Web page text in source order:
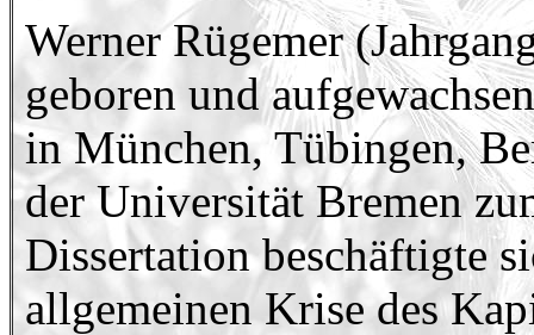
Werner Rügemer
geboren und
in München, Tübingen,
der Universität Bremen
Dissertation beschäftigte
allgemeinen Krise des